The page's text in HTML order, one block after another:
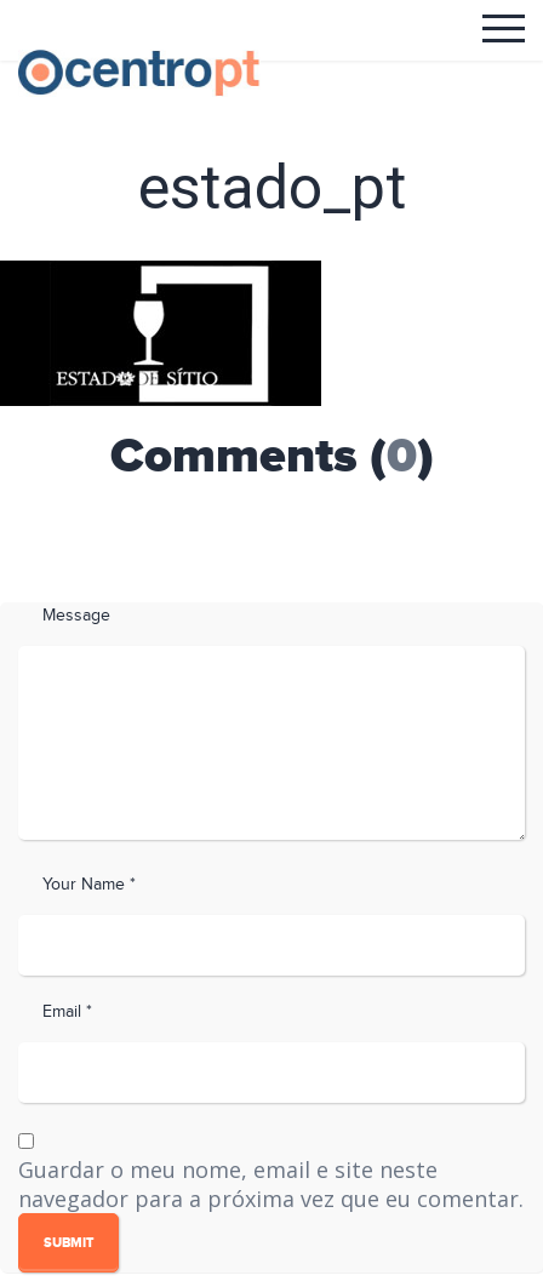
estado_pt
Comments (0)
Message
Your Name *
Email *
Guardar o meu nome, email e site neste
navegador para a próxima vez que eu comentar.